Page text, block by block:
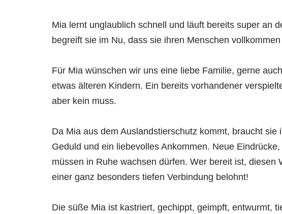
Mia lernt unglaublich schnell und läuft bereits super an
begreift sie im Nu, dass sie ihren Menschen
Für Mia wünschen wir uns eine liebe Familie, gerne
etwas älteren Kindern. Ein bereits vorhandener
aber kein muss.
Da Mia aus dem Auslandstierschutz kommt, braucht sie
Geduld und ein liebevolles Ankommen. Neue
müssen in Ruhe wachsen dürfen. Wer bereit ist, diesen
einer ganz besonders tiefen Verbindung belohnt!
Die süße Mia ist kastriert, gechippt, geimpft, entwurmt,